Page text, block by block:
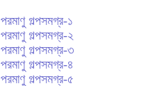
পরমাণু গল্পসমগ্র-১
পরমাণু গল্পসমগ্র-২
পরমাণু গল্পসমগ্র-৩
পরমাণু গল্পসমগ্র-৪
পরমাণু গল্পসমগ্র-৫